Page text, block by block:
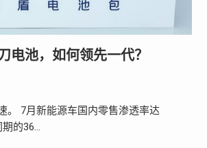
电池，如何领先一代？
。 7月新能源车国内零售渗透率达
的36…